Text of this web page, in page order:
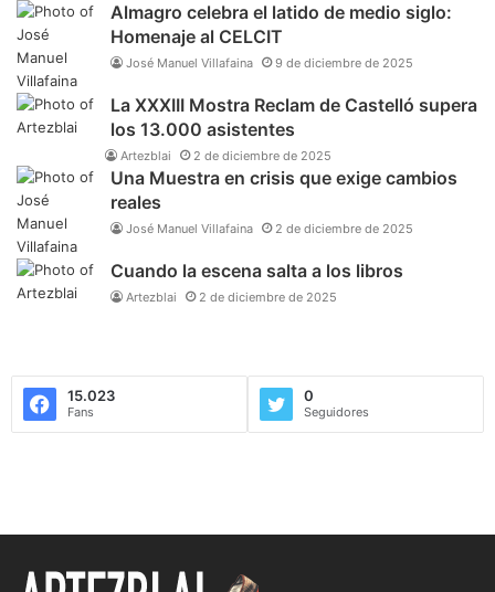
Almagro celebra el latido de medio siglo:
Homenaje al CELCIT
José Manuel Villafaina 9 de diciembre de 2025
La XXXIII Mostra Reclam de Castelló supera
los 13.000 asistentes
Artezblai 2 de diciembre de 2025
Una Muestra en crisis que exige cambios
reales
José Manuel Villafaina 2 de diciembre de 2025
Cuando la escena salta a los libros
Artezblai 2 de diciembre de 2025
15.023
Fans
0
Seguidores